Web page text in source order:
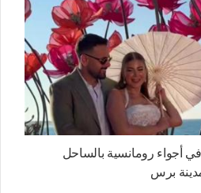
أجواء رومانسية بالساحل
برس